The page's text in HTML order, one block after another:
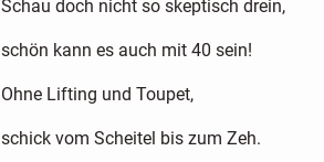
Schau doch nicht so skeptisch drein,
schön kann es auch mit 40 sein!
Ohne Lifting und Toupet,
schick vom Scheitel bis zum Zeh.